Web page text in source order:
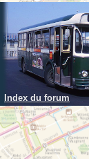
Index du forum